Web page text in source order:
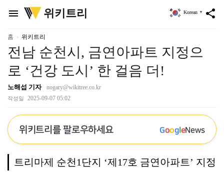
menu
위
키
리
위키트리 share
Korean ▼
홈 위키트리
전남 순천시, 금연아파트 지정으
로 ‘건강 도시’ 한 걸음 더!
노해섭 기자 nogary@wikitree.co.kr
작성일 2025-09-07 05:02
위키트리를 팔로우하세요 GoogleNews
트리마제 순천1단지 ‘제17호 금연아파트’ 지정